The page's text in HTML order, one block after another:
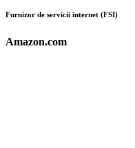
Furnizor de servicii internet (FSI)
Amazon.com